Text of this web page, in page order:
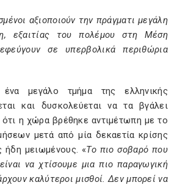
αξιοποιούν την πράγματι μεγάλη
εξαιτίας του πολέμου στη Μέση
σε υπερβολικά περιθώρια
μεγάλο τμήμα της ελληνικής
και δυσκολεύεται να τα βγάλει
η χώρα βρέθηκε αντιμέτωπη με το
μετά από μία δεκαετία κρίσης
ήδη μειωμένους. «Το πιο σοβαρό που
να χτίσουμε μια πιο παραγωγική
καλύτεροι μισθοί. Δεν μπορεί να